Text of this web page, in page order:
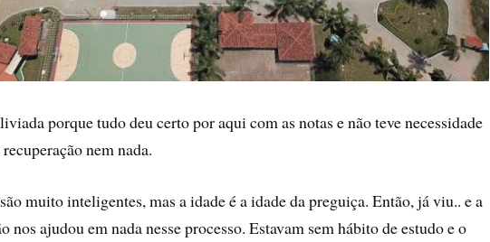
porque tudo deu certo por aqui com as notas e não teve necessidade
nem nada.
muito inteligentes, mas a idade é a idade da preguiça. Então, já viu.. e a
nos ajudou em nada nesse processo. Estavam sem hábito de estudo e o